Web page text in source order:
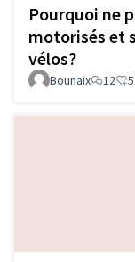
Pourquoi ne
motorisés et
vélos?
Bounaix 12 5